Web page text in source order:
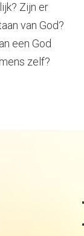
Zijn er
van God?
een God
zelf?